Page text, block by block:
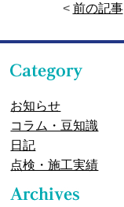
< 前の記事
お知らせ
コラム・豆知識
日記
点検・施工実績